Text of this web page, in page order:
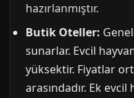
hazırlanmıştır.
Butik Oteller:
sunarlar. Evcil
yüksektir. Fiyatlar
arasındadır. Ek